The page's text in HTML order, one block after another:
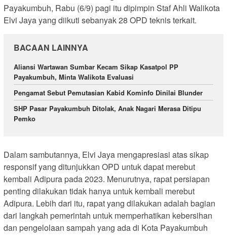
Payakumbuh, Rabu (6/9) pagi itu dipimpin Staf Ahli Walikota
Elvi Jaya yang diikuti sebanyak 28 OPD teknis terkait.
BACAAN LAINNYA
Aliansi Wartawan Sumbar Kecam Sikap Kasatpol PP
Payakumbuh, Minta Walikota Evaluasi
Pengamat Sebut Pemutasian Kabid Kominfo Dinilai Blunder
SHP Pasar Payakumbuh Ditolak, Anak Nagari Merasa Ditipu
Pemko
Dalam sambutannya, Elvi Jaya mengapresiasi atas sikap
responsif yang ditunjukkan OPD untuk dapat merebut
kembali Adipura pada 2023. Menurutnya, rapat persiapan
penting dilakukan tidak hanya untuk kembali merebut
Adipura. Lebih dari itu, rapat yang dilakukan adalah bagian
dari langkah pemerintah untuk memperhatikan kebersihan
dan pengelolaan sampah yang ada di Kota Payakumbuh